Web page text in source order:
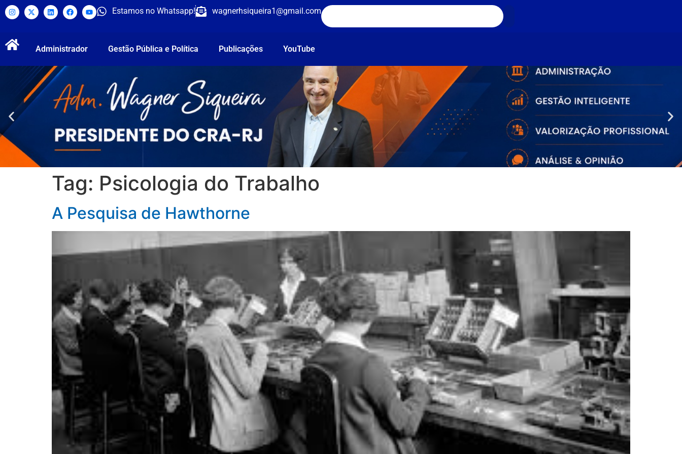
Estamos no Whatsapp! wagnerhsiqueira1@gmail.com
Administrador Gestão Pública e Política Publicações YouTube
Tag: Psicologia do Trabalho
A Pesquisa de Hawthorne